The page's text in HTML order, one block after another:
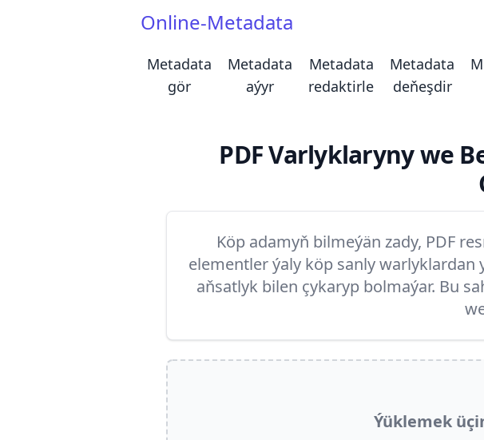
Online-Metadata
Metadata
gör
Metadata
aýyr
Metadata
redaktirle
Metadata
deňeşdir
PDF Varlyklaryny we
Köp adamyň bilmeýän zady, PDF
elementler ýaly köp sanly
aňsatlyk bilen çykaryp bolmaýar. Bu
Ýüklemek